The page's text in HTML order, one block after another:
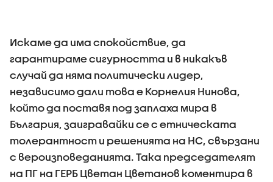
Искаме да има спокойствие, да
гарантираме сигурността и в никакъв
случай да няма политически лидер,
независимо дали това е Корнелия Нинова,
който да поставя под заплаха мира в
България, заигравайки се с етническата
толерантност и решенията на НС, свързани
с вероизповеданията. Така председателят
на ПГ на ГЕРБ Цветан Цветанов коментира в